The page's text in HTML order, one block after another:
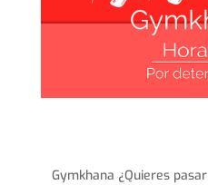
Gymkhana ¿Quieres